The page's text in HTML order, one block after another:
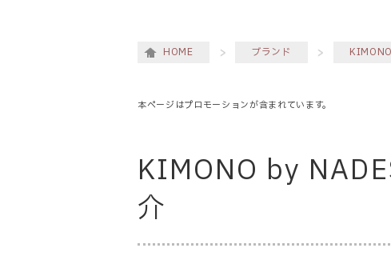
HOME ブランド
本ページはプロモーションが含まれています。
KIMONO by
介